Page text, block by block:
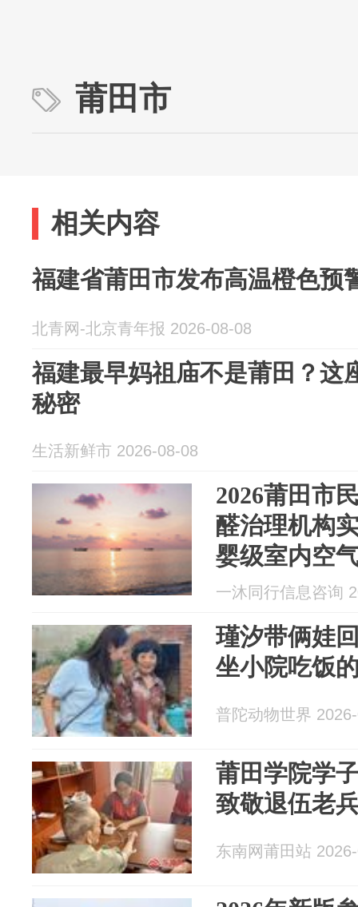
莆田市
相关内容
福建省莆田市发布高温橙色预
北青网-北京青年报 2026-08-08
福建最早妈祖庙不是莆田？这
秘密
生活新鲜市 2026-08-08
2026莆田市
醛治理机构
婴级室内空
一沐同行信息咨询
瑾汐带俩娃
坐小院吃饭
普陀动物世界
莆田学院学
致敬退伍老
东南网莆田站